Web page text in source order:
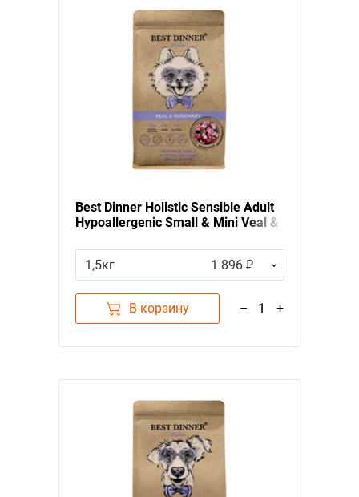
Best Dinner Holistic Sensible Adult
Hypoallergenic Small & Mini Veal &
Диннер для взрослых собак
Мелких пород с Телятиной и
розмарином
1,5кг 1 896 ₽
В корзину – 1 +